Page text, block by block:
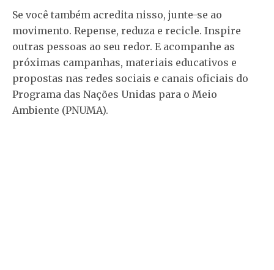
Se você também acredita nisso, junte-se ao
movimento. Repense, reduza e recicle. Inspire
outras pessoas ao seu redor. E acompanhe as
próximas campanhas, materiais educativos e
propostas nas redes sociais e canais oficiais do
Programa das Nações Unidas para o Meio
Ambiente (PNUMA).